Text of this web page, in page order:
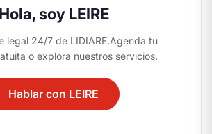
Hola, soy LEIRE
legal 24/7 de LIDIARE.Agenda tu
o explora nuestros servicios.
Hablar con LEIRE